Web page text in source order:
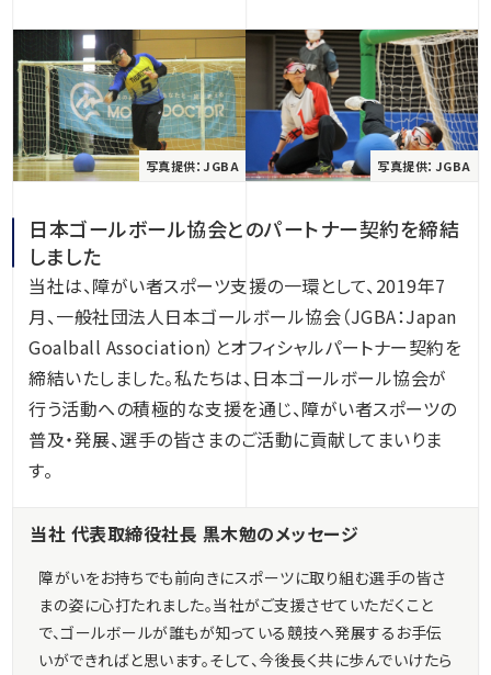
写真提供：JGBA 写真提供：JGBA
日本ゴールボール協会とのパートナー契約を締結
しました
当社は、障がい者スポーツ支援の一環として、2019年7
月、一般社団法人日本ゴールボール協会（JGBA：Japan
Goalball Association）とオフィシャルパートナー契約を
締結いたしました。私たちは、日本ゴールボール協会が
行う活動への積極的な支援を通じ、障がい者スポーツの
普及・発展、選手の皆さまのご活動に貢献してまいりま
す。
当社 代表取締役社長 黒木勉のメッセージ
障がいをお持ちでも前向きにスポーツに取り組む選手の皆さ
まの姿に心打たれました。当社がご支援させていただくこと
で、ゴールボールが誰もが知っている競技へ発展するお手伝
いができればと思います。そして、今後長く共に歩んでいけたら